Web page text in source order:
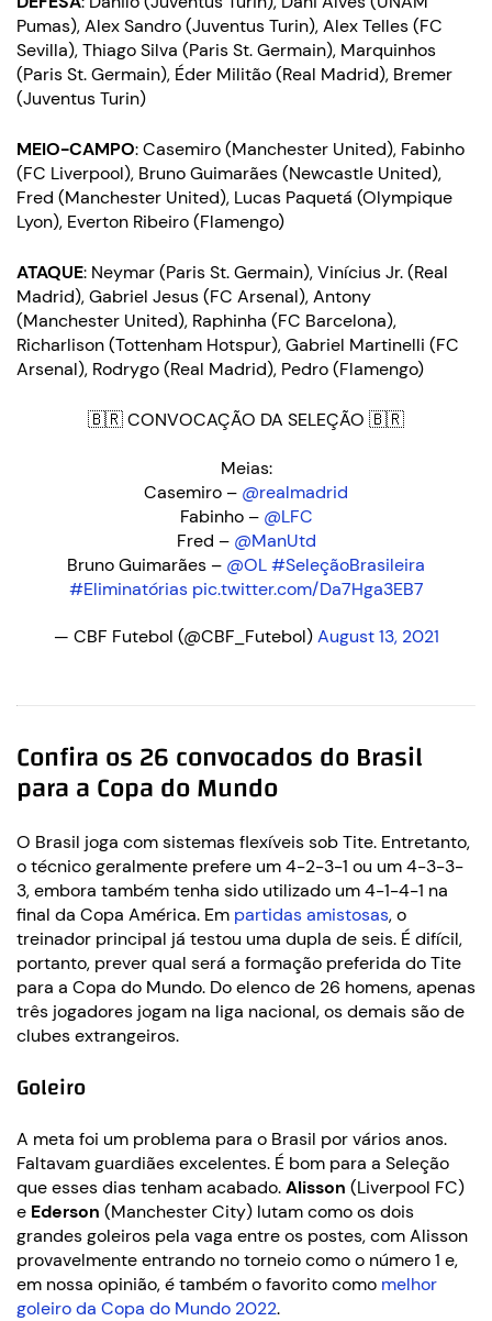
Pumas), Alex Sandro (Juventus Turin), Alex Telles (FC
Sevilla), Thiago Silva (Paris St. Germain), Marquinhos
(Paris St. Germain), Éder Militão (Real Madrid), Bremer
(Juventus Turin)
MEIO-CAMPO: Casemiro (Manchester United), Fabinho
(FC Liverpool), Bruno Guimarães (Newcastle United),
Fred (Manchester United), Lucas Paquetá (Olympique
Lyon), Everton Ribeiro (Flamengo)
ATAQUE: Neymar (Paris St. Germain), Vinícius Jr. (Real
Madrid), Gabriel Jesus (FC Arsenal), Antony
(Manchester United), Raphinha (FC Barcelona),
Richarlison (Tottenham Hotspur), Gabriel Martinelli (FC
Arsenal), Rodrygo (Real Madrid), Pedro (Flamengo)
🇧🇷 CONVOCAÇÃO DA SELEÇÃO 🇧🇷
Meias:
Casemiro – @realmadrid
Fabinho – @LFC
Fred – @ManUtd
Bruno Guimarães – @OL#SeleçãoBrasileira
#Eliminatórias pic.twitter.com/Da7Hga3EB7
— CBF Futebol (@CBF_Futebol)August 13, 2021
Confira os 26 convocados do Brasil
para a Copa do Mundo
O Brasil joga com sistemas flexíveis sob Tite. Entretanto,
o técnico geralmente prefere um 4-2-3-1 ou um 4-3-3-
3, embora também tenha sido utilizado um 4-1-4-1 na
final da Copa América. Em partidas amistosas, o
treinador principal já testou uma dupla de seis. É difícil,
portanto, prever qual será a formação preferida do Tite
para a Copa do Mundo. Do elenco de 26 homens, apenas
três jogadores jogam na liga nacional, os demais são de
clubes extrangeiros.
Goleiro
A meta foi um problema para o Brasil por vários anos.
Faltavam guardiães excelentes. É bom para a Seleção
que esses dias tenham acabado.Alisson (Liverpool FC)
e Ederson (Manchester City) lutam como os dois
grandes goleiros pela vaga entre os postes, com Alisson
provavelmente entrando no torneio como o número 1 e,
em nossa opinião, é também o favorito como melhor
goleiro da Copa do Mundo 2022.